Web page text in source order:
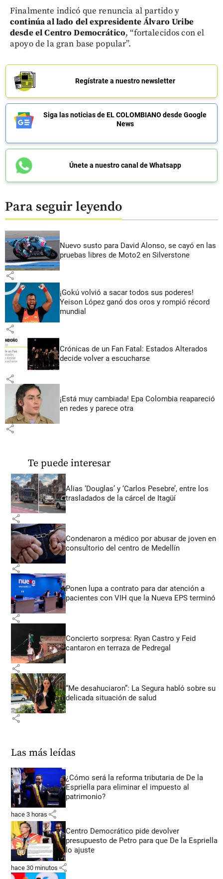
Finalmente indicó que renuncia al partido y
continúa al lado del expresidente Álvaro Uribe
desde el Centro Democrático, “fortalecidos con el
apoyo de la gran base popular”.
Regístrate a nuestro newsletter
Siga las noticias de EL COLOMBIANO desde Google
News
Únete a nuestro canal de Whatsapp
Para seguir leyendo
Nuevo susto para David Alonso, se cayó en las
pruebas libres de Moto2 en Silverstone
share
¡Gokú volvió a sacar todos sus poderes!
Yeison López ganó dos oros y rompió récord
mundial
share
Crónicas de un Fan Fatal: Estados Alterados
decide volver a escucharse
share
¡Está muy cambiada! Epa Colombia reapareció
en redes y parece otra
share
Te puede interesar
Alias ‘Douglas’ y ‘Carlos Pesebre’, entre los
trasladados de la cárcel de Itagüí
share
Condenaron a médico por abusar de joven en
consultorio del centro de Medellín
share
Ponen lupa a contrato para dar atención a
pacientes con VIH que la Nueva EPS terminó
share
Concierto sorpresa: Ryan Castro y Feid
cantaron en terraza de Pedregal
share
“Me desahuciaron”: La Segura habló sobre su
delicada situación de salud
share
Las más leídas
¿Cómo será la reforma tributaria de De la
Espriella para eliminar el impuesto al
patrimonio?
hace 3 horas share
Centro Democrático pide devolver
presupuesto de Petro para que De la Espriella
lo ajuste
hace 30 minutos share